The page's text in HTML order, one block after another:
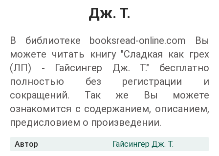
Дж. Т.
В библиотеке booksread-online.com Вы
можете читать книгу "Сладкая как грех
(ЛП) - Гайсингер Дж. Т." бесплатно
полностью без регистрации и
сокращений. Так же Вы можете
ознакомится с содержанием, описанием,
предисловием о произведении.
Автор Гайсингер Дж. Т.